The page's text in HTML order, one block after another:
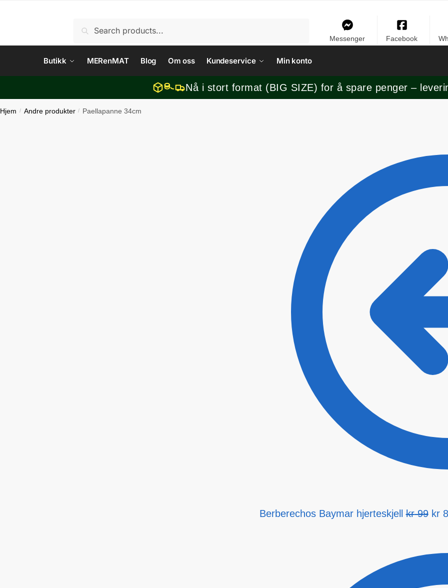
Søk
Søk
Messenger Facebook
Butikk MERenMAT Blog Om oss Kundeservice Min konto
Nå i stort format (BIG SIZE) for å spare penger –
Hjem / Andre produkter / Paellapanne 34cm
Berberechos Baymar hjerteskjell kr99 kr